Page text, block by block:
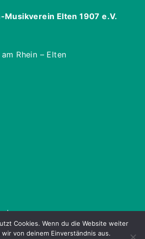
Musikverein Elten 1907 e.V.
Rhein – Elten
Impressum
Cookies. Wenn du die Website weiter
von deinem Einverständnis aus.